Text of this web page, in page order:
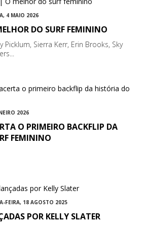
4 MAIO 2026
DO SURF FEMININO
Picklum, Sierra Kerr, Erin Brooks, Sky
2026
O PRIMEIRO BACKFLIP DA
FEMININO
FEIRA, 18 AGOSTO 2025
POR KELLY SLATER